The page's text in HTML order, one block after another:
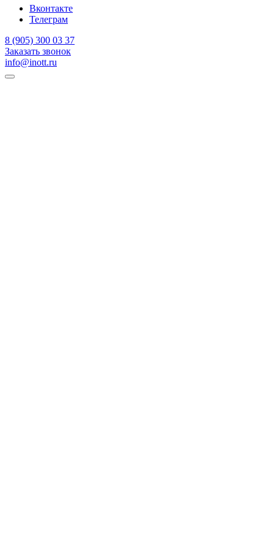
Вконтакте
Телеграм
8 (905) 300 03 37
Заказать звонок
info@inott.ru